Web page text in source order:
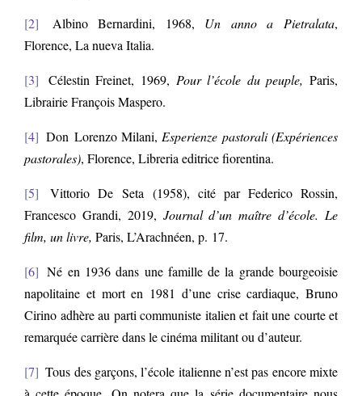
2 Albino Bernardini, 1968, Un anno a Pietralata,
Florence, La nueva Italia.
3 Célestin Freinet, 1969, Pour l’école du peuple, Paris,
Librairie François Maspero.
4 Don Lorenzo Milani, Esperienze pastorali (Expériences
pastorales), Florence, Libreria editrice fiorentina.
5
Vittorio De Seta (1958), cité par Federico Rossin,
Francesco Grandi, 2019, Journal d’un maître d’école. Le
film, un livre, Paris, L’Arachnéen, p. 17.
6
Né en 1936 dans une famille de la grande bourgeoisie
napolitaine et mort en 1981 d’une crise cardiaque, Bruno
Cirino adhère au parti communiste italien et fait une courte et
remarquée carrière dans le cinéma militant ou d’auteur.
7
Tous des garçons, l’école italienne n’est pas encore mixte